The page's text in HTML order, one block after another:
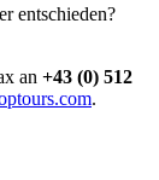
entschieden?
an +43 (0) 512
.